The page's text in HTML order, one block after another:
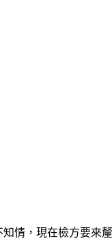
情，現在檢方要來